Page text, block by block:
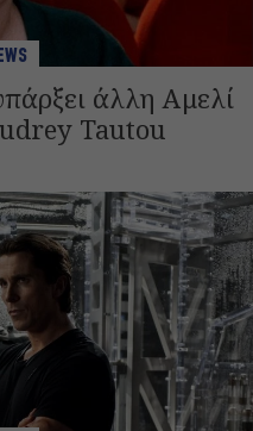
άλλη Αμελί
Tautou